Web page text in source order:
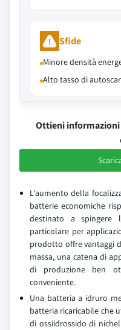
Sfide
Minore densità
Alto tasso di
Ottieni
L'aumento della
batterie economiche
destinato a spingere
particolare per
prodotto offre vantaggi
massa, una catena di
di produzione ben
conveniente.
Una batteria a idruro
batteria ricaricabile che
di ossiidrossido di